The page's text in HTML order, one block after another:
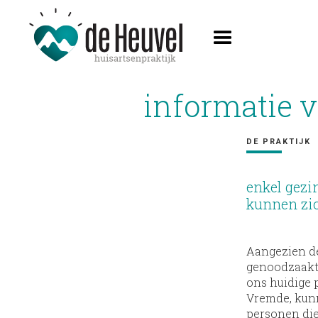
informatie
DE PRAKTIJK
enkel
kunnen
Aangezien
ons huidige
Vremde,
personen